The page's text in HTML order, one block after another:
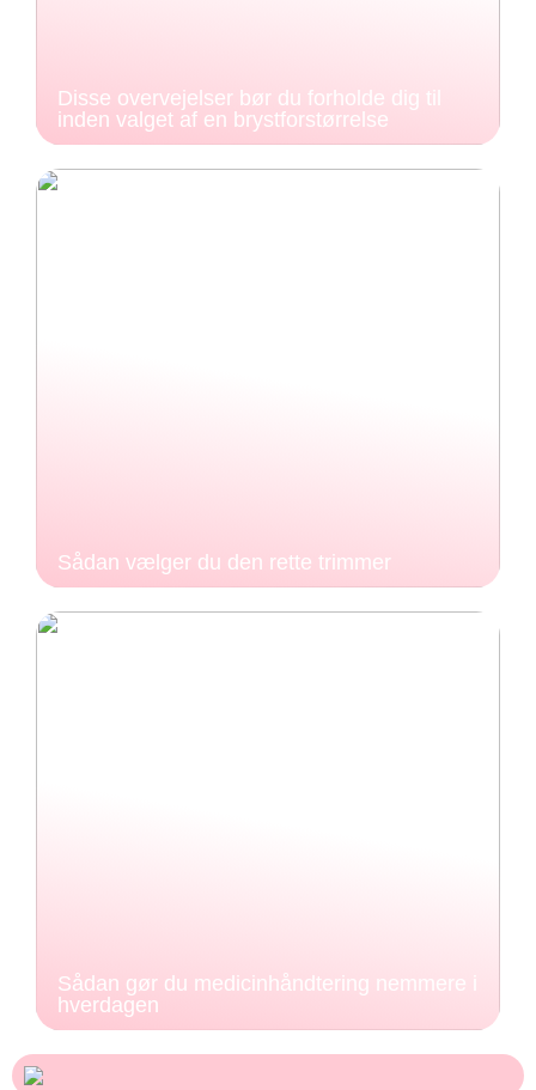
Disse overvejelser bør du forholde dig til
inden valget af en brystforstørrelse
Sådan vælger du den rette trimmer
Sådan gør du medicinhåndtering nemmere i
hverdagen